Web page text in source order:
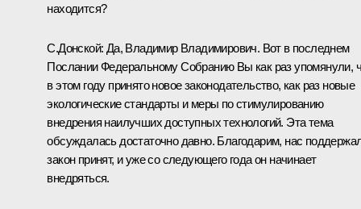
находится?
С.Донской: Да, Владимир Владимирович. Вот в последнем
Послании Федеральному Собранию Вы как раз упомянули,
в этом году принято новое законодательство, как раз новые
экологические стандарты и меры по стимулированию
внедрения наилучших доступных технологий. Эта тема
обсуждалась достаточно давно. Благодарим, нас
закон принят, и уже со следующего года он начинает
внедряться.